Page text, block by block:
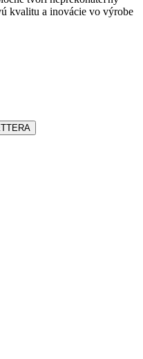
kvalitu a inovácie vo výrobe